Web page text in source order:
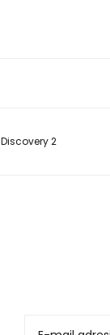
2